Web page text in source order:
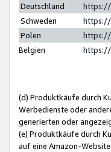
Deutschland
https://
Schweden
https://
Polen
https://
Belgien
https://
(d) Produktkäufe durch
Werbedienste oder
generierten oder
(e) Produktkäufe durch
auf eine Amazon-